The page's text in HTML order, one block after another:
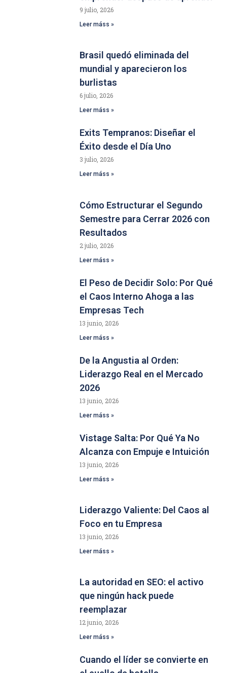
9 julio, 2026
Leer máss »
Brasil quedó eliminada del
mundial y aparecieron los
burlistas
6 julio, 2026
Leer máss »
Exits Tempranos: Diseñar el
Éxito desde el Día Uno
3 julio, 2026
Leer máss »
Cómo Estructurar el Segundo
Semestre para Cerrar 2026 con
Resultados
2 julio, 2026
Leer máss »
El Peso de Decidir Solo: Por Qué
el Caos Interno Ahoga a las
Empresas Tech
13 junio, 2026
Leer máss »
De la Angustia al Orden:
Liderazgo Real en el Mercado
2026
13 junio, 2026
Leer máss »
Vistage Salta: Por Qué Ya No
Alcanza con Empuje e Intuición
13 junio, 2026
Leer máss »
Liderazgo Valiente: Del Caos al
Foco en tu Empresa
13 junio, 2026
Leer máss »
La autoridad en SEO: el activo
que ningún hack puede
reemplazar
12 junio, 2026
Leer máss »
Cuando el líder se convierte en